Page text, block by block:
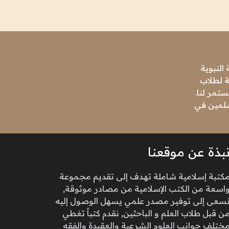
لطلاب
لنا.
في
نبذة عن موقعنا
مكتبة إسلامية شاملة تهدف إلى تقديم مجموعة
واسعة من الكتب الإسلامية من مصادر موثوقة,
نسعى إلى توفير مصدر علمي يسهل الوصول إليه
من قبل طلاب العلم و الباحثين, نقدم كتباً تغطي
مختلف جوانب العلوم الشرعية والعقيدة والفقه